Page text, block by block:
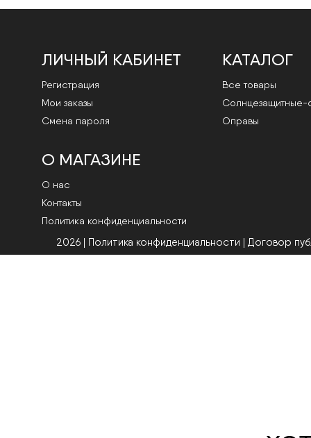
ЛИЧНЫЙ КАБИНЕТ
Регистрация
Мои заказы
Смена пароля
КАТАЛОГ
Все товары
Cолнцезащитные-
Оправы
О МАГАЗИНЕ
О нас
Контакты
Политика конфиденциальности
2026 | Политика конфиденциальности | Договор